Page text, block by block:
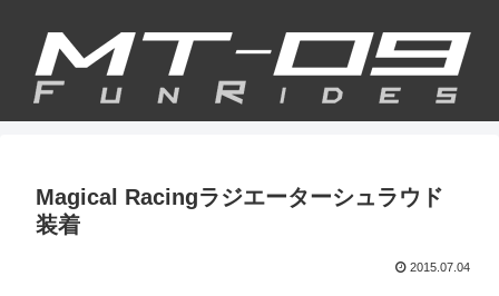
Magical Racingラジエーターシュラウド
装着
2015.07.04